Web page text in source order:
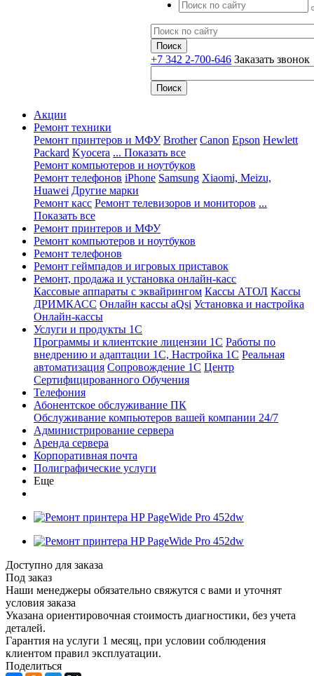
+7 342 2-700-646 Заказать звонок
Акции
Ремонт техники
Ремонт принтеров и МФУ Brother Canon Epson Hewlett
Packard Kyocera ... Показать все
Ремонт компьютеров и ноутбуков
Ремонт телефонов iPhone Samsung Xiaomi, Meizu,
Huawei Другие марки
Ремонт касс Ремонт телевизоров и мониторов ...
Показать все
Ремонт принтеров и МФУ
Ремонт компьютеров и ноутбуков
Ремонт телефонов
Ремонт геймпадов и игровых приставок
Ремонт, продажа и установка онлайн-касс
Кассовые аппараты с эквайрингом Кассы АТОЛ Кассы
ДРИМКАСС Онлайн кассы aQsi Установка и настройка
Онлайн-кассы
Услуги и продукты 1С
Программы и клиентские лицензии 1С Работы по
внедрению и адаптации 1С, Настройка 1С Реальная
автоматизация Сопровождение 1С Центр
Сертифицированного Обучения
Телефония
Абонентское обслуживание ПК
Обслуживание компьютеров вашей компании 24/7
Администрирование сервера
Аренда сервера
Корпоративная почта
Полиграфические услуги
Еще
Доступно для заказа
Под заказ
Наши менеджеры обязательно свяжутся с вами и уточнят
условия заказа
Указана ориентировочная стоимость диагностики, без учета
деталей.
Гарантия на услуги 1 месяц, при условии соблюдения
клиентом правил эксплуатации.
Поделиться